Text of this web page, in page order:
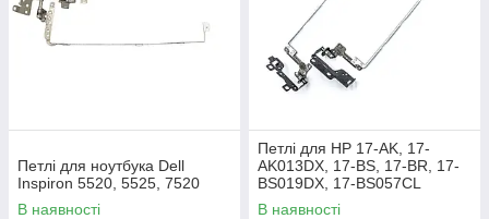
Петлі для ноутбука Dell
Inspiron 5520, 5525, 7520
В наявності
Петлі для HP 17-AK, 17-
AK013DX, 17-BS, 17-BR, 17-
BS019DX, 17-BS057CL
(926527-001) (Ліва + права)
В наявності